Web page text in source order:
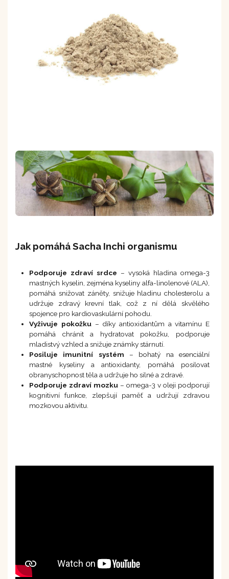
Jak pomáhá Sacha Inchi organismu
Podporuje zdraví srdce – vysoká hladina omega-3
mastných kyselin, zejména kyseliny alfa-linolenové (ALA),
pomáhá snižovat záněty, snižuje hladinu cholesterolu a
udržuje zdravý krevní tlak, což z ní dělá skvělého
spojence pro kardiovaskulární pohodu.
Vyživuje pokožku– díky antioxidantům a vitamínu E
pomáhá chránit a hydratovat pokožku, podporuje
mladistvý vzhled a snižuje známky stárnutí.
Posiluje imunitní systém – bohatý na esenciální
mastné kyseliny a antioxidanty, pomáhá posilovat
obranyschopnost těla a udržuje ho silné a zdravé.
Podporuje zdraví mozku – omega-3 v oleji podporují
kognitivní funkce, zlepšují paměť a udržují zdravou
mozkovou aktivitu.